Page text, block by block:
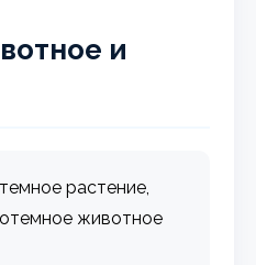
и
растение,
животное